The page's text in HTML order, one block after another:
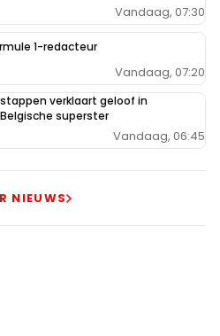
Vandaag, 07:30
1-redacteur
Vandaag, 07:20
verklaart geloof in
superster
Vandaag, 06:45
NIEUWS